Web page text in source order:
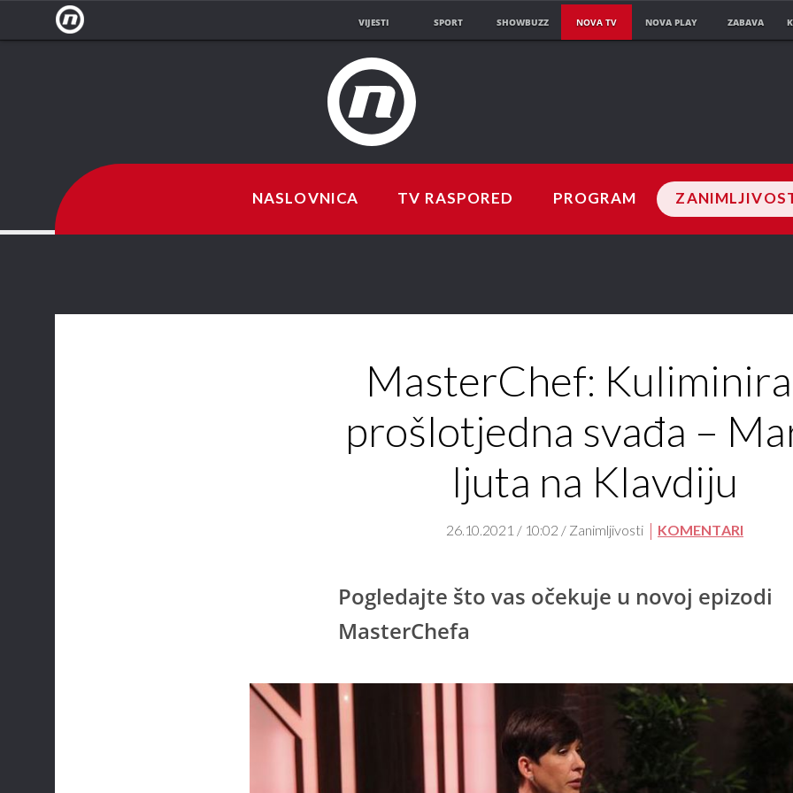
VIJESTI SPORT SHOWBUZZ NOVA TV NOVA PLAY ZABAVA
NASLOVNICA TV RASPORED PROGRAM
MasterChef:
prošlotjedna svađa –
ljuta na Klavdiju
26.10.2021 / 10:02 / Zanimljivosti KOMENTARI
Pogledajte što vas očekuje u novoj epizodi
MasterChefa